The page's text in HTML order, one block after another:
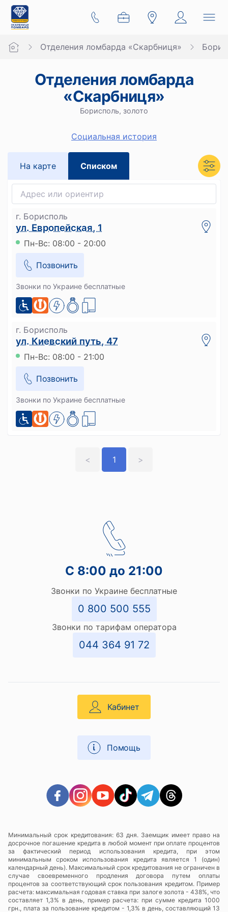
Отделения ломбарда «Скарбниця»
Отделения ломбарда
«Скарбниця»
Борисполь, золото
Социальная история
На карте Списком
г. Борисполь
ул. Европейская, 1
Пн-Вс: 08:00 - 20:00
Позвонить
Звонки по Украине бесплатные
г. Борисполь
ул. Киевский путь, 47
Пн-Вс: 08:00 - 21:00
Позвонить
Звонки по Украине бесплатные
< 1 >
С 8:00 до 21:00
Звонки по Украине бесплатные
0 800 500 555
Звонки по тарифам оператора
044 364 91 72
Кабинет
Помощь
Минимальный срок кредитования: 63 дня. Заемщик имеет право на
досрочное погашение кредита в любой момент при оплате процентов
за фактический период использования кредита, при этом
минимальным сроком использования кредита является 1 (один)
календарный день). Максимальный срок кредитования не ограничен в
случае своевременного продления договора путем оплаты
процентов за соответствующий срок пользования кредитом. Пример
расчета: максимальная годовая ставка при залоге золота - 438%, что
составляет 1,3% в день, пример расчета: при сумме кредита 1000
грн., плата за пользование кредитом - 1,3% в день, составляющий 13